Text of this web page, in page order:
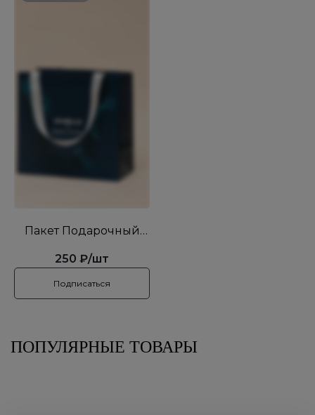
Пакет Подарочный
250 ₽/шт
Подписаться
ПОПУЛЯРНЫЕ ТОВАРЫ